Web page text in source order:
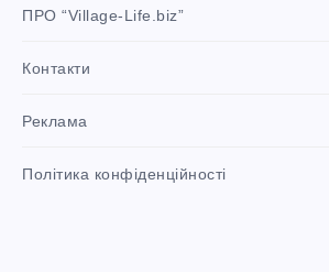
e
i
i
t
ПРО “Village-Life.biz”
Контакти
Реклама
Політика конфіденційності